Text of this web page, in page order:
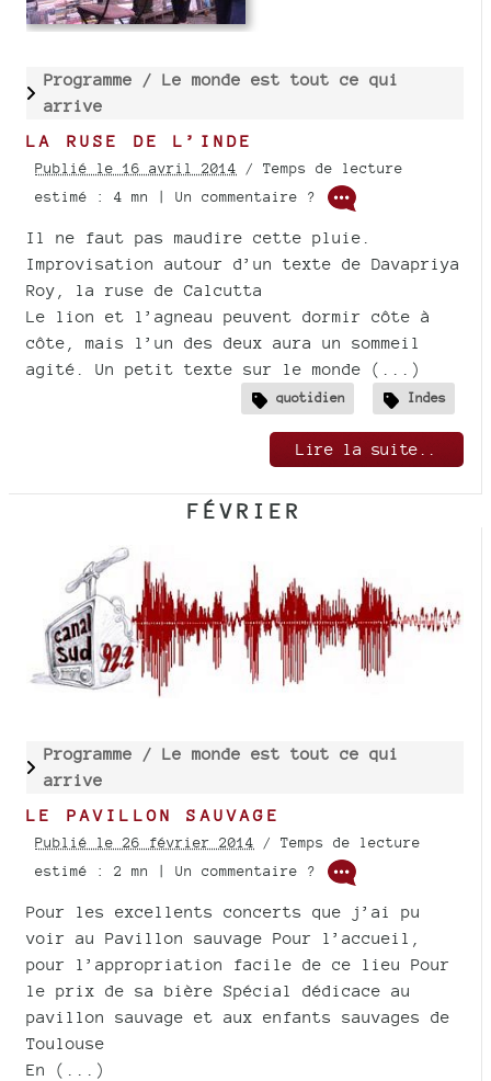
Programme / Le monde est tout ce qui
arrive
LA RUSE DE L’INDE
Publié le 16 avril 2014 / Temps de lecture
estimé : 4 mn | Un commentaire ?
Il ne faut pas maudire cette pluie.
Improvisation autour d’un texte de Davapriya
Roy, la ruse de Calcutta
Le lion et l’agneau peuvent dormir côte à
côte, mais l’un des deux aura un sommeil
agité. Un petit texte sur le monde (...)
quotidien Indes
Lire la suite..
FÉVRIER
Programme / Le monde est tout ce qui
arrive
LE PAVILLON SAUVAGE
Publié le 26 février 2014 / Temps de lecture
estimé : 2 mn | Un commentaire ?
Pour les excellents concerts que j’ai pu
voir au Pavillon sauvage Pour l’accueil,
pour l’appropriation facile de ce lieu Pour
le prix de sa bière Spécial dédicace au
pavillon sauvage et aux enfants sauvages de
Toulouse
En (...)